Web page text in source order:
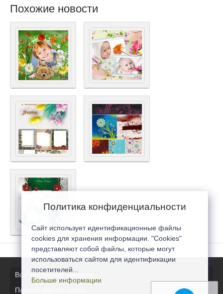
Похожие новости
Все последние новости
Полная версия сайта
Политика конфиденциальности
Сайт использует идентификационные файлы
cookies для хранения информации. "Cookies"
представляют собой файлы, которые могут
использоваться сайтом для идентификации
посетителей...
Больше информации